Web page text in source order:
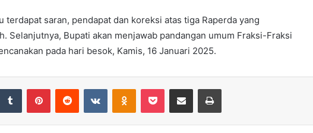
saran, pendapat dan koreksi atas tiga Raperda yang
Selanjutnya, Bupati akan menjawab pandangan umum Fraksi-Fraksi
pada hari besok, Kamis, 16 Januari 2025.
Tumblr PinterestReddit VKontakteOdnoklassniki
Pocket Share via Email Print